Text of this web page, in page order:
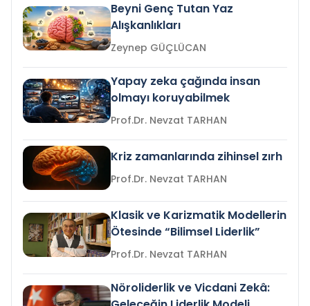
Beyni Genç Tutan Yaz
Alışkanlıkları
Zeynep GÜÇLÜCAN
Yapay zeka çağında insan
olmayı koruyabilmek
Prof.Dr. Nevzat TARHAN
Kriz zamanlarında zihinsel zırh
Prof.Dr. Nevzat TARHAN
Klasik ve Karizmatik Modellerin
Ötesinde “Bilimsel Liderlik”
Prof.Dr. Nevzat TARHAN
Nöroliderlik ve Vicdani Zekâ: